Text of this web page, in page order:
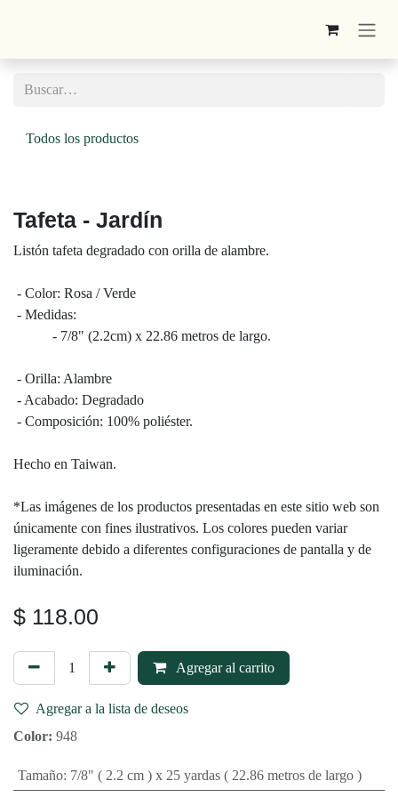
Todos los productos
Tafeta - Jardín
Listón tafeta degradado con orilla de alambre.
- Color: Rosa / Verde
- Medidas:
​ - 7/8" (2.2cm) x 22.86 metros de largo.
- Orilla: Alambre
- Acabado: Degradado
- Composición: 100% poliéster.
Hecho en Taiwan.
*Las imágenes de los productos presentadas en este
sitio web son únicamente con fines ilustrativos. Los
colores pueden variar ligeramente debido a
diferentes configuraciones de pantalla y de
Agregar al carrito
Agregar a la lista de deseos